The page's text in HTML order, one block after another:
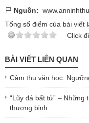
Nguồn:
Tổng số điểm của bài viết
Click
BÀI VIẾT LIÊN QUAN
Cảm thụ văn học:
“Lũy đá bất tử” – Những
thương binh